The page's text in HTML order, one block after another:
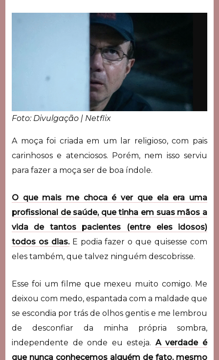
Foto: Divulgação | Netflix
A moça foi criada em um lar religioso, com pais
carinhosos e atenciosos. Porém, nem isso serviu
para fazer a moça ser de boa índole.
O que mais me choca é ver que ela era uma
profissional de saúde, que tinha em suas mãos a
vida de tantos pacientes (entre eles idosos)
todos os dias.E podia fazer o que quisesse com
eles também, que talvez ninguém descobrisse.
Esse foi um filme que mexeu muito comigo. Me
deixou com medo, espantada com a maldade que
se escondia por trás de olhos gentis e me lembrou
de desconfiar da minha própria sombra,
independente de onde eu esteja. A verdade é
que nunca conhecemos alguém de fato, mesmo